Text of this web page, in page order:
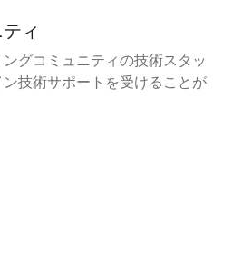
ィ
グコミュニティの技術スタッ
技術サポートを受けることが